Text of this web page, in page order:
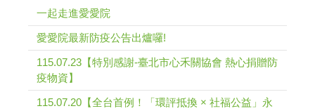
一起走進愛愛院
愛愛院最新防疫公告出爐囉!
115.07.23【特別感謝-臺北市心禾關協會 熱心捐贈防
疫物資】
115.07.20【全台首例！「環評抵換 × 社福公益」永